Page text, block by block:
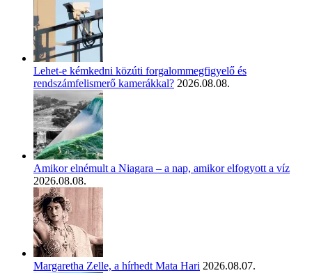
Lehet-e kémkedni közúti forgalommegfigyelő és
rendszámfelismerő kamerákkal? 2026.08.08.
Amikor elnémult a Niagara – a nap, amikor elfogyott a víz
2026.08.08.
Margaretha Zelle, a hírhedt Mata Hari 2026.08.07.